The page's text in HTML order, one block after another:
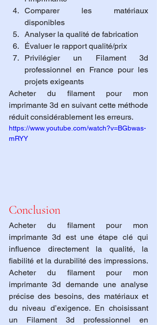
Comparer les matériaux
disponibles
Analyser la qualité de fabrication
Évaluer le rapport qualité/prix
Privilégier un Filament 3d
professionnel en France pour les
projets exigeants
Acheter du filament pour mon
imprimante 3d en suivant cette méthode
réduit considérablement les erreurs.
https://www.youtube.com/watch?v=BGbwas-
mRYY
Conclusion
Acheter du filament pour mon
imprimante 3d est une étape clé qui
influence directement la qualité, la
fiabilité et la durabilité des impressions.
Acheter du filament pour mon
imprimante 3d demande une analyse
précise des besoins, des matériaux et
du niveau d’exigence. En choisissant
un Filament 3d professionnel en